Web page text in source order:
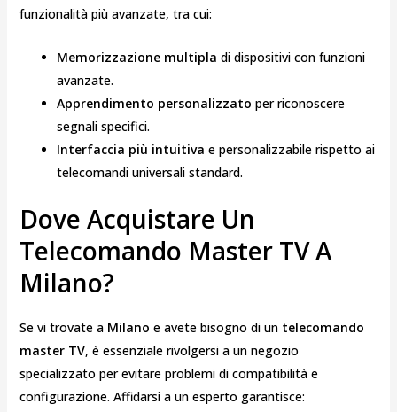
funzionalità più avanzate, tra cui:
Memorizzazione multipla di dispositivi con funzioni
avanzate.
Apprendimento personalizzato per riconoscere
segnali specifici.
Interfaccia più intuitiva e personalizzabile rispetto ai
telecomandi universali standard.
Dove Acquistare Un
Telecomando Master TV A
Milano?
Se vi trovate a Milano e avete bisogno di un telecomando
master TV, è essenziale rivolgersi a un negozio
specializzato per evitare problemi di compatibilità e
configurazione. Affidarsi a un esperto garantisce: